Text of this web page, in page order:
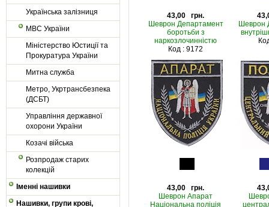
Українська залізниця
МВС України
Міністерство Юстиції та
Прокуратура України
Митна служба
Метро, Укртрансбезпека
(ДСБТ)
Управління державної
охорони України
Козачі війська
Розпродаж старих
колекцій
Іменні нашивки
Нашивки, групи крові,
43,00 грн.
Шеврон Департамент
боротьби з
наркозлочинністю
Код : 9172
Шеврон
43,00 грн.
Шеврон Апарат
Національна поліція